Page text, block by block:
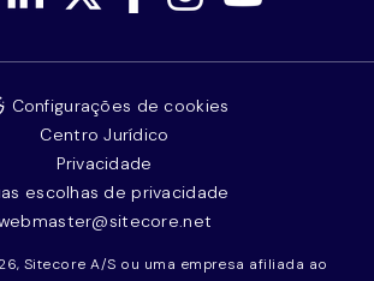
Sitecore A/S ou uma empresa afiliada ao
Configurações de cookies
Centro Jurídico
Privacidade
escolhas de privacidade